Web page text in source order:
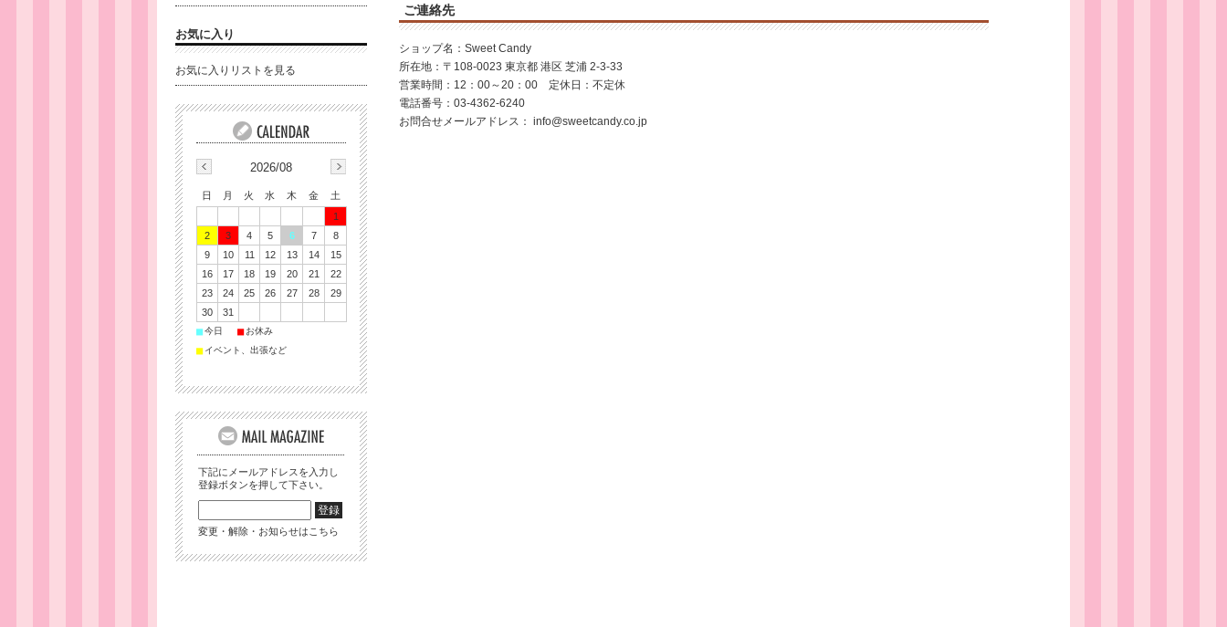
ご連絡先
ショップ名：Sweet Candy
所在地：〒108-0023 東京都 港区 芝浦 2-3-33
営業時間：12：00～20：00 定休日：不定休
電話番号：03-4362-6240
お問合せメールアドレス： info@sweetcandy.co.jp
お気に入り
お気に入りリストを見る
2026/08
日 月 火 水 木 金
土
1
2
3 4 5 6 7
8
9
10 11 12 13 14
15
16
17 18 19 20 21
22
23
24 25 26 27 28
29
30
31
■今日 ■ お休み
■ イベント、出張など
下記にメールアドレスを入力し
登録ボタンを押して下さい。
変更・解除・お知らせはこちら